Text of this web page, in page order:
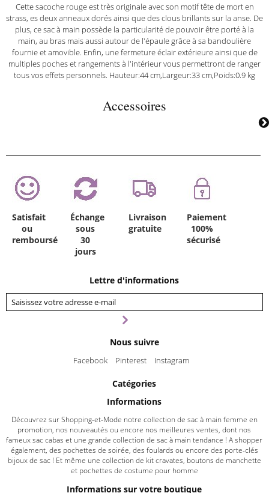
Cette sacoche rouge est très originale avec son motif tête de mort en
strass, es deux anneaux dorés ainsi que des clous brillants sur la anse. De
plus, ce sac à main possède la particularité de pouvoir être porté à la
main, au bras mais aussi autour de l'épaule grâce à sa bandoulière
fournie et amovible. Enfin, une fermeture éclair extérieure ainsi que de
multiples poches et rangements à l'intérieur vous permettront de ranger
tous vos effets personnels. Hauteur:44 cm,Largeur:33 cm,Poids:0.9 kg
Accessoires
Satisfait
ou
remboursé
Échange
sous
30
jours
Livraison
gratuite
Paiement
100%
sécurisé
Lettre d'informations
Nous suivre
Facebook Pinterest Instagram
Catégories
Informations
Découvrez sur Shopping-et-Mode notre collection de sac à main femme en
promotion, nos nouveautés ou encore nos meilleures ventes, dont nos
fameux sac cabas et une grande collection de sac à main tendance ! A shopper
également, des pochettes de soirée, des foulards ou encore des porte-clés
bijoux de sac ! Et même une collection de kit cravates, boutons de manchette
et pochettes de costume pour homme
Informations sur votre boutique